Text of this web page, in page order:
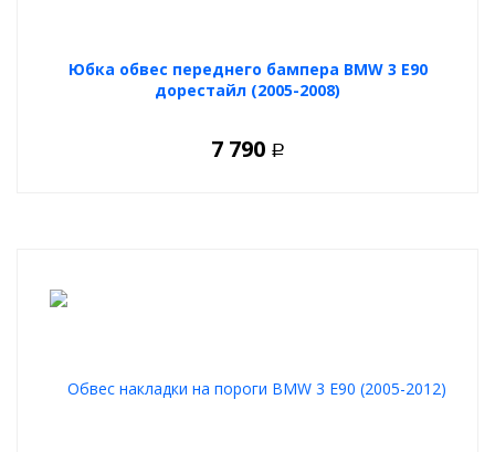
Юбка обвес переднего бампера BMW 3 E90
дорестайл (2005-2008)
7 790 Р